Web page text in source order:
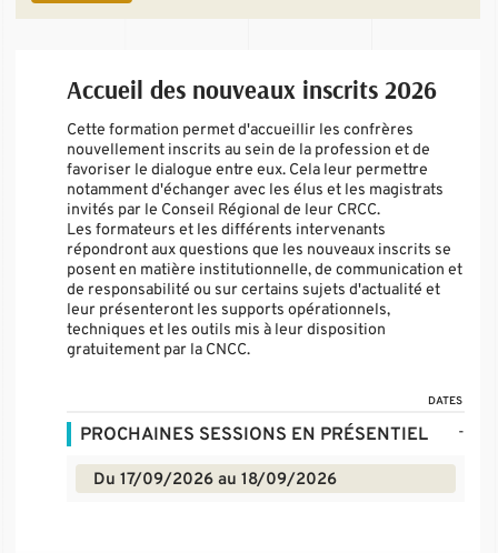
Accueil des nouveaux inscrits 2026
Cette formation permet d'accueillir les confrères
nouvellement inscrits au sein de la profession et de
favoriser le dialogue entre eux. Cela leur permettre
notamment d'échanger avec les élus et les magistrats
invités par le Conseil Régional de leur CRCC.
Les formateurs et les différents intervenants
répondront aux questions que les nouveaux inscrits se
posent en matière institutionnelle, de communication et
de responsabilité ou sur certains sujets d'actualité et
leur présenteront les supports opérationnels,
techniques et les outils mis à leur disposition
gratuitement par la CNCC.
DATES
PROCHAINES SESSIONS EN PRÉSENTIEL -
Du 17/09/2026 au 18/09/2026